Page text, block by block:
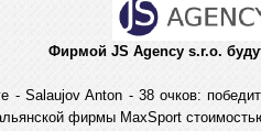
Фирмой JS Agency s.r.o.
- Salaujov Anton - 38 очков:
фирмы МахSport